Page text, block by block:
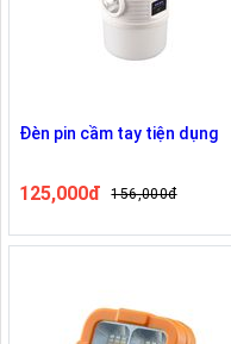
Đèn pin cầm tay tiện dụng
125,000đ 156,000đ